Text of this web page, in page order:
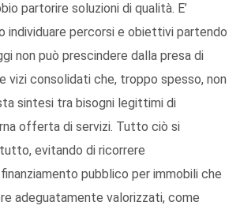
partorire soluzioni di qualità. E’
individuare percorsi e obiettivi partendo
non può prescindere dalla presa di
vizi consolidati che, troppo spesso, non
sintesi tra bisogni legittimi di
offerta di servizi. Tutto ciò si
evitando di ricorrere
pubblico per immobili che
adeguatamente valorizzati, come